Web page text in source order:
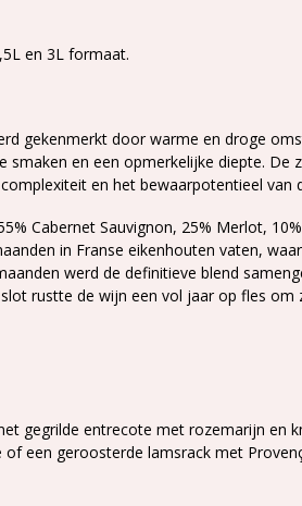
en 3L formaat.
gekenmerkt door warme en droge
smaken en een opmerkelijke diepte. De
en het bewaarpotentieel van
Cabernet Sauvignon, 25% Merlot,
in Franse eikenhouten vaten,
werd de definitieve blend
rustte de wijn een vol jaar op fles om
gegrilde entrecote met rozemarijn en
of een geroosterde lamsrack met